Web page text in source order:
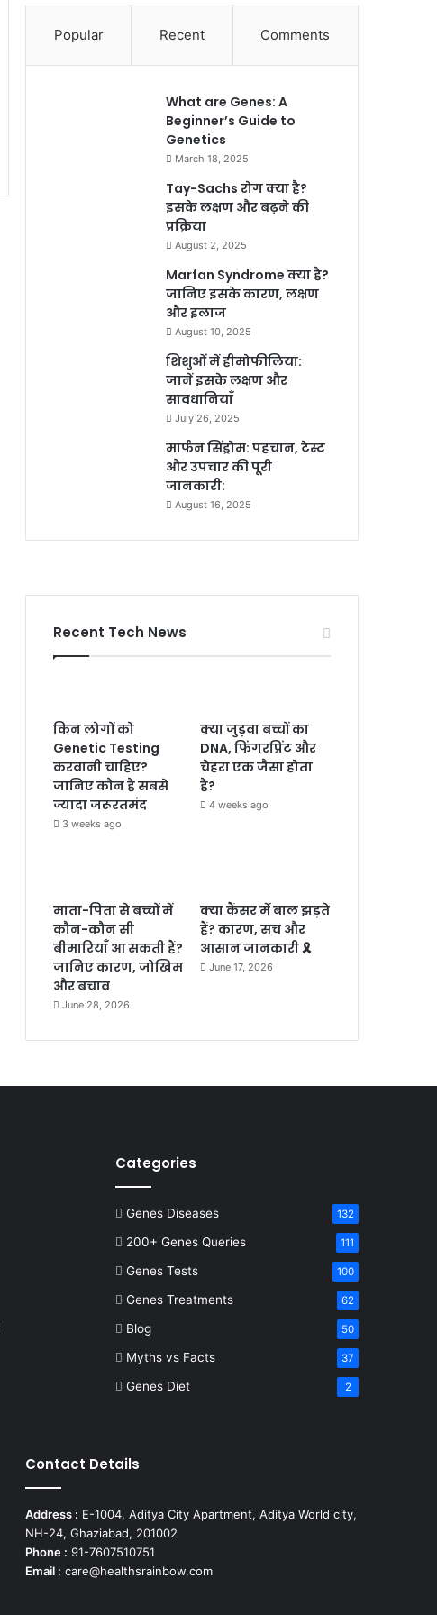
Popular Recent Comments
What are Genes: A
Beginner’s Guide to
Genetics
March 18, 2025
Tay-Sachs रोग क्या है?
इसके लक्षण और बढ़ने की
प्रक्रिया
August 2, 2025
Marfan Syndrome क्या है?
जानिए इसके कारण, लक्षण
और इलाज
August 10, 2025
शिशुओं में हीमोफीलिया:
जानें इसके लक्षण और
सावधानियाँ
July 26, 2025
मार्फन सिंड्रोम: पहचान, टेस्ट
और उपचार की पूरी
जानकारी:
August 16, 2025
Recent Tech News
किन लोगों को
Genetic Testing
करवानी चाहिए?
जानिए कौन है सबसे
ज्यादा जरूरतमंद
3 weeks ago
क्या जुड़वा बच्चों का
DNA, फिंगरप्रिंट और
चेहरा एक जैसा होता
है?
4 weeks ago
माता-पिता से बच्चों में
कौन-कौन सी
बीमारियाँ आ सकती हैं?
जानिए कारण, जोखिम
और बचाव
June 28, 2026
क्या कैंसर में बाल झड़ते
हैं? कारण, सच और
आसान जानकारी 🎗️
June 17, 2026
Categories
Genes Diseases 132
200+ Genes Queries 111
Genes Tests 100
Genes Treatments 62
Blog 50
Myths vs Facts 37
Genes Diet 2
Contact Details
Address : E-1004, Aditya City Apartment, Aditya World city,
NH-24, Ghaziabad, 201002
Phone : 91-7607510751
Email : care@healthsrainbow.com